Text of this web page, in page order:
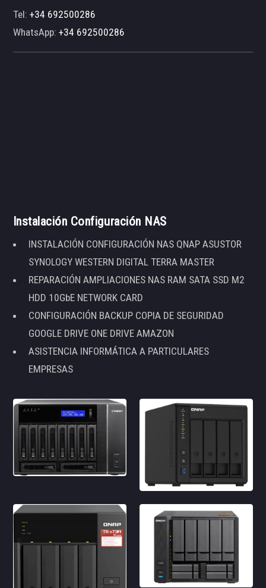
Tel:+34 692500286
WhatsApp:+34 692500286
Instalación Configuración NAS
INSTALACIÓN CONFIGURACIÓN NAS QNAP ASUSTOR
SYNOLOGY WESTERN DIGITAL TERRA MASTER
REPARACIÓN AMPLIACIONES NAS RAM SATA SSD M2
HDD 10GbE NETWORK CARD
CONFIGURACIÓN BACKUP COPIA DE SEGURIDAD
GOOGLE DRIVE ONE DRIVE AMAZON
ASISTENCIA INFORMÁTICA A PARTICULARES
EMPRESAS